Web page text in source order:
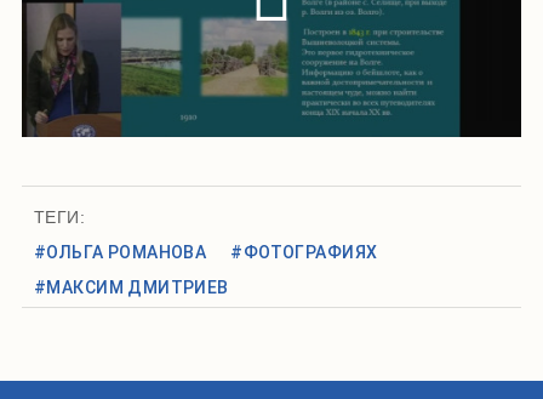
ТЕГИ:
#ОЛЬГА РОМАНОВА
#ФОТОГРАФИЯХ
#МАКСИМ ДМИТРИЕВ